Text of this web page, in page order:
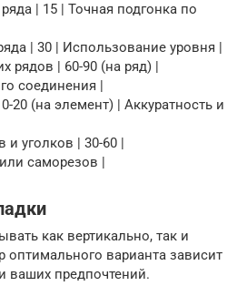
| 15 | Точная подгонка по
| 30 | Использование уровня |
рядов | 60-90 (на ряд) |
соединения |
20 (на элемент) | Аккуратность и
и уголков | 30-60 |
саморезов |
как вертикально, так и
оптимального варианта зависит
ваших предпочтений.